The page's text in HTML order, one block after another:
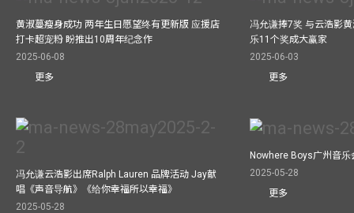
黄淑蔓瘦身成功 两年生日愿望终有更新版 应援店
打卡超宠粉 盼推出10周年纪念作
2025-06-08
更多
冯允谦捧7奖 与云浩影
乐11个奖成大赢家
2025-06-03
更多
冯允谦云浩影出席Ralph Lauren 品牌活动 Jay献
唱《声音导航》《给你幸福所以幸福》
2025-05-28
Nowhere Boys广州音
2025-05-28
更多